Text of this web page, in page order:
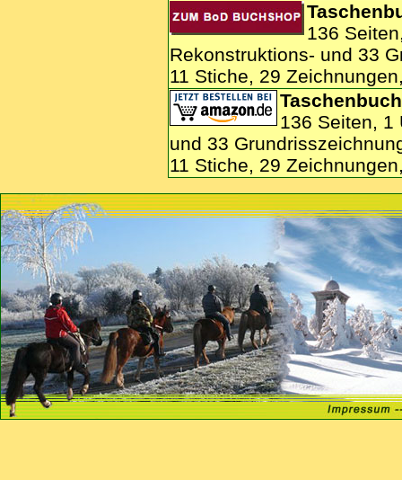
136
Rekonstruktions- und 33
11 Stiche, 29
136 Seiten, 1
und 33
11 Stiche, 29